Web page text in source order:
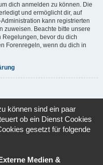
dich anmelden zu können. Die
und ermöglicht dir, auf
kann registrierten
zuweisen. Beachte bitte unsere
bevor du dich
Forenregeln, wenn du dich in
Alle Zeiten sind
© phpBB Limited
können sind ein paar
ob ein Dienst Cookies
gesetzt für folgende
Medien &